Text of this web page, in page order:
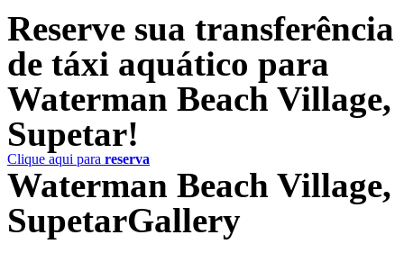
Reserve sua transferência
de táxi aquático para
Waterman Beach Village,
Supetar!
Clique aqui para reserva
Waterman Beach Village,
SupetarGallery